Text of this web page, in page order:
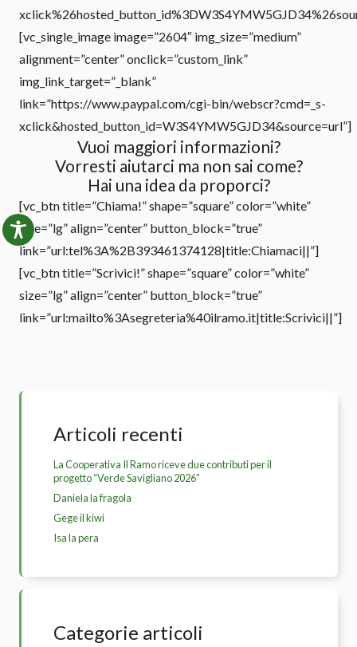
[vc_single_image image=”2604″ img_size=”medium”
alignment=”center” onclick=”custom_link”
img_link_target=”_blank”
link=”https://www.paypal.com/cgi-bin/webscr?cmd=_s-
xclick&hosted_button_id=W3S4YMW5GJD34&source=url”]
Vuoi maggiori informazioni?
Vorresti aiutarci ma non sai come?
Hai una idea da proporci?
[vc_btn title=”Chiama!” shape=”square” color=”white”
size=”lg” align=”center” button_block=”true”
link=”url:tel%3A%2B393461374128|title:Chiamaci||”]
[vc_btn title=”Scrivici!” shape=”square” color=”white”
size=”lg” align=”center” button_block=”true”
link=”url:mailto%3Asegreteria%40ilramo.it|title:Scrivici||”]
Articoli recenti
La Cooperativa Il Ramo riceve due contributi per il
progetto “Verde Savigliano 2026”
Daniela la fragola
Gege il kiwi
Isa la pera
Categorie articoli